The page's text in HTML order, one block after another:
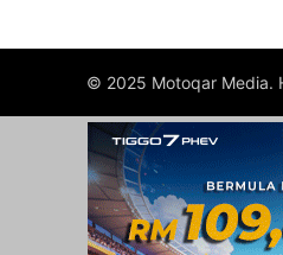
© 2025 Motoqar Media.